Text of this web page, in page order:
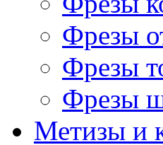
Фрезы
Фрезы
Фрезы
Метизы и